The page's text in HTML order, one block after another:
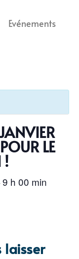
Evénements
LE
!
9 h 00 min
laisser